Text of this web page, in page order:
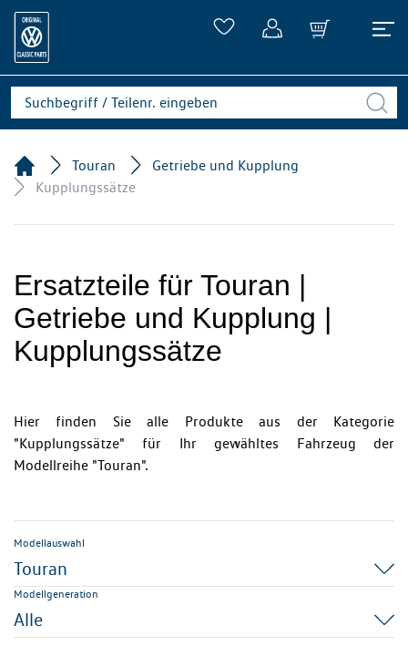
Touran
Getriebe und Kupplung
Kupplungssätze
Ersatzteile für Touran |
Getriebe und Kupplung |
Kupplungssätze
Hier finden Sie alle Produkte aus der Kategorie
"Kupplungssätze" für Ihr gewähltes Fahrzeug der
Modellreihe "Touran".
Modellauswahl
Touran
Modellgeneration
Alle